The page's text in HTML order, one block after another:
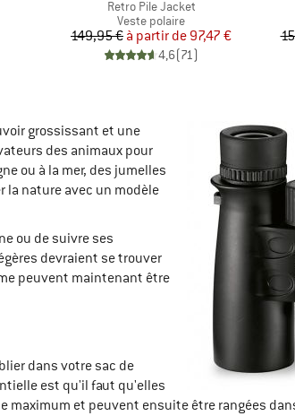
Article
Retro Pile Jacket
Product group
Veste polaire
Prix
149,95 € Prix réduit
à partir de 97,47 €
4,6(71)
grossissant et une
des animaux pour
ou à la mer, des jumelles
nature avec un modèle
ou de suivre ses
devraient se trouver
peuvent maintenant être
dans votre sac de
est qu'il faut qu'elles
maximum et peuvent ensuite être rangées